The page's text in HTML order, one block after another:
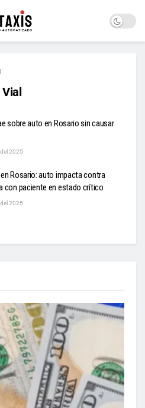
sobre auto en Rosario sin causar
2025
Rosario: auto impacta contra
con paciente en estado crítico
2025